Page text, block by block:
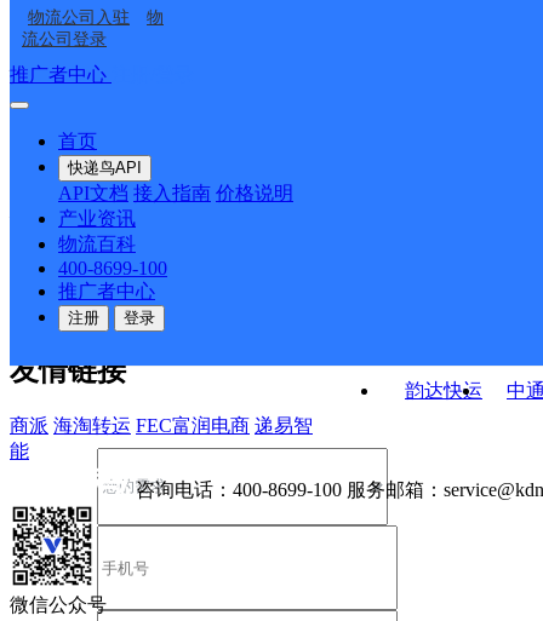
物流公司入驻
物
流公司登录
推广者中心
首页
快递鸟API
API文档 接入指南 价格说明
产业资讯
物流百科
400-8699-100
推广者中心
注册 登录
业部
洮北区西郊街道合作点
韵达快运
中
接口API
API接口 DEMO下载
关于我们
公司介绍 企业动态
合作伙伴 快递鸟接口服务协议
户隐私政策
友情链接
商派 海淘转运 FEC富润电商 递易智
能
咨询电话： 400-8699-100 服务邮箱：
微信公众号